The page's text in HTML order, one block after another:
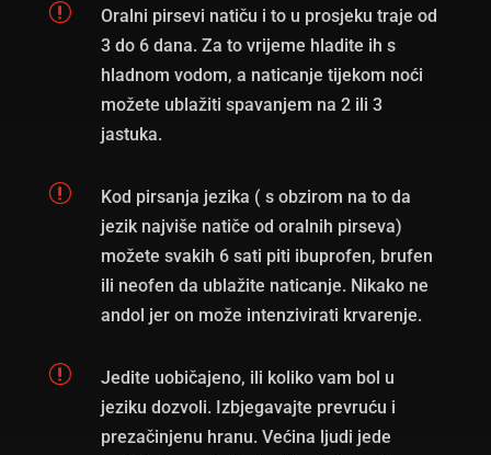
r
Oralni pirsevi natiču i to u prosjeku traje od
3 do 6 dana. Za to vrijeme hladite ih s
hladnom vodom, a naticanje tijekom noći
možete ublažiti spavanjem na 2 ili 3
jastuka.
r
Kod pirsanja jezika ( s obzirom na to da
jezik najviše natiče od oralnih pirseva)
možete svakih 6 sati piti ibuprofen, brufen
ili neofen da ublažite naticanje. Nikako ne
andol jer on može intenzivirati krvarenje.
r
Jedite uobičajeno, ili koliko vam bol u
jeziku dozvoli. Izbjegavajte prevruću i
prezačinjenu hranu. Većina ljudi jede